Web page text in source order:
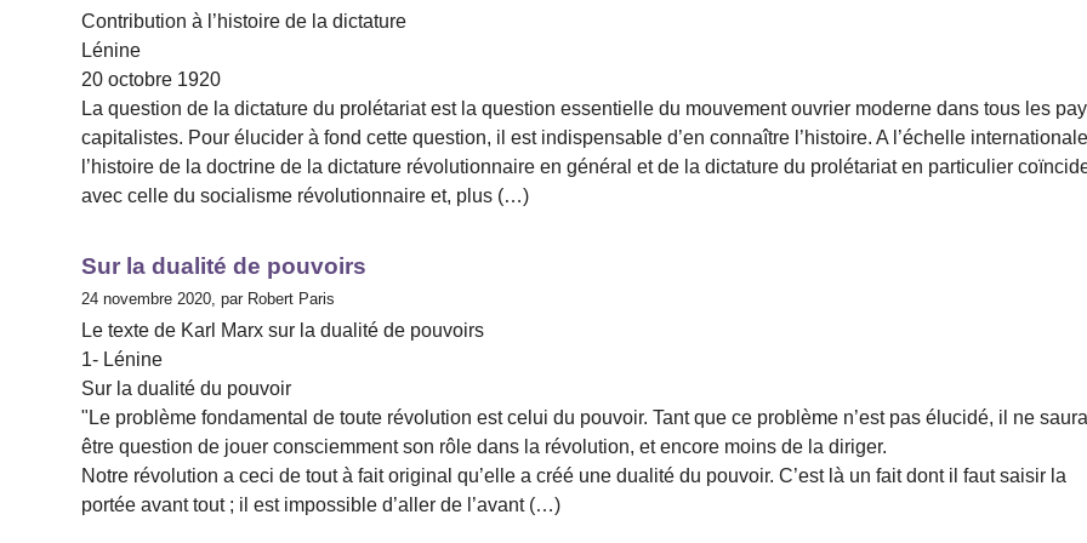
Contribution à l’histoire de la dictature
Lénine
20 octobre 1920
La question de la dictature du prolétariat est la question essentielle du mouvement ouvrier moderne dans tous les
capitalistes. Pour élucider à fond cette question, il est indispensable d’en connaître l’histoire. A l’échelle
l’histoire de la doctrine de la dictature révolutionnaire en général et de la dictature du prolétariat en particulier
avec celle du socialisme révolutionnaire et, plus (…)
Sur la dualité de pouvoirs
24 novembre 2020, par Robert Paris
Le texte de Karl Marx sur la dualité de pouvoirs
1- Lénine
Sur la dualité du pouvoir
"Le problème fondamental de toute révolution est celui du pouvoir. Tant que ce problème n’est pas élucidé, il ne
être question de jouer consciemment son rôle dans la révolution, et encore moins de la diriger.
Notre révolution a ceci de tout à fait original qu’elle a créé une dualité du pouvoir. C’est là un fait dont il faut saisir la
portée avant tout ; il est impossible d’aller de l’avant (…)